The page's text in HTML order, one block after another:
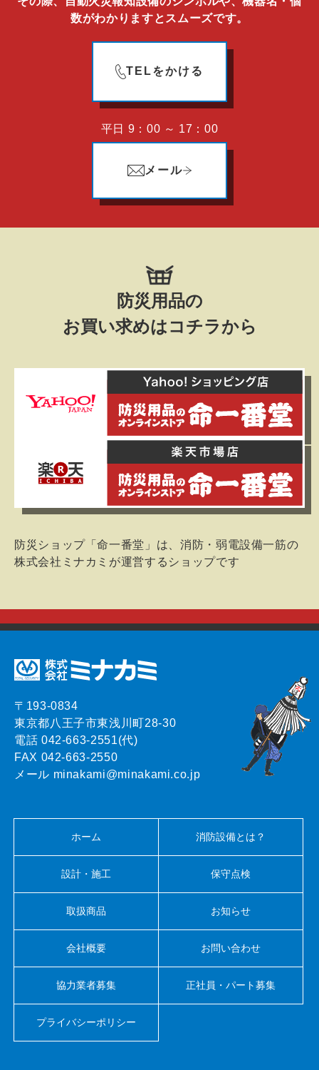
数がわかりますとスムーズです。
TELをかける
平日 9：00 ～ 17：00
メール
防災用品の
お買い求めはコチラから
防災ショップ「命一番堂」は、消防・弱電設備一筋の
株式会社ミナカミが運営するショップです
〒193-0834
東京都八王子市東浅川町28-30
電話 042-663-2551(代)
FAX 042-663-2550
メール minakami@minakami.co.jp
ホーム 消防設備とは？
設計・施工 保守点検
取扱商品 お知らせ
会社概要 お問い合わせ
協力業者募集 正社員・パート募集
プライバシーポリシー